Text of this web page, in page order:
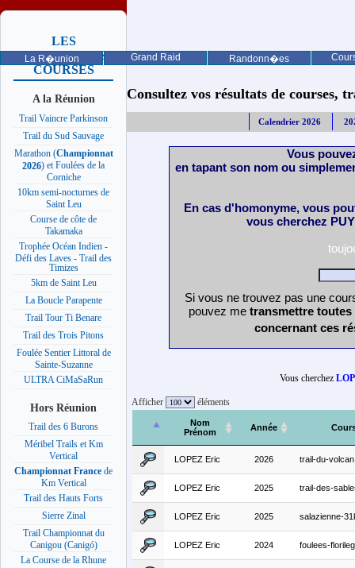
La R�union Grand Raid Randonn�es
LES
PROCHAINES
COURSES
A la Réunion
Trail Vaincre Parkinson
Trail du Sud Sauvage
Marathon (Championnat
2026) et Foulées de la
Corniche
10km semi-nocturnes de
Saint Leu
Course de côte de
Takamaka
Trophée Océan Indien -
Défi des Laves - Trail des
Timizes
5km de Saint Leu
La Boucle Parapente
Trail Tour Ti Benare
Trail des Trois Pitons
Foulée Sentier Littoral de
Sainte-Suzanne
ULTRA CiMaSaRun
Hors Réunion
Trail des 6 Burons
Méribel Trails et Km
Vertical
Championnat France de
Km Vertical
Trail des Hauts Forts
Sierre Zinal
Trail Championnat du
Canigou (Canigó)
La Course de la Rhune
Consultez vos résultats de courses,
Calendrier 2026
Vous
en tapant son nom ou
En cas d'homonyme, vous
vous cherchez
Si vous ne trouvez pas une
pouvez me transmettre
concernant ces
Vous cherchez
Afficher éléments
Nom
Prénom
Année
LOPEZ Eric 2026 trail-du-volcan
LOPEZ Eric 2025 trail-des-
LOPEZ Eric 2025 salazienne-
LOPEZ Eric 2024 foulees-